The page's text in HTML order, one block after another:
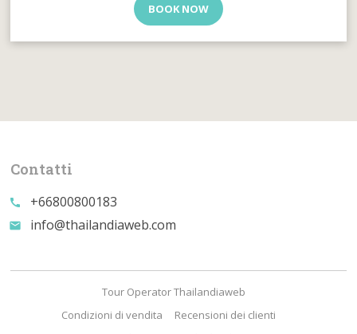
BOOK NOW
Contatti
call +66800800183
email info@thailandiaweb.com
Tour Operator Thailandiaweb
Condizioni di vendita
Recensioni dei clienti